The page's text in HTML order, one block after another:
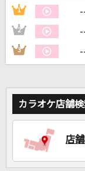
1
2
3
カラオケ店舗
店